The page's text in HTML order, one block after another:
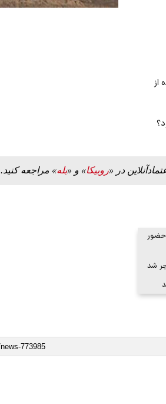
از
در «روبیکا» و «بله» مراجعه کنید.